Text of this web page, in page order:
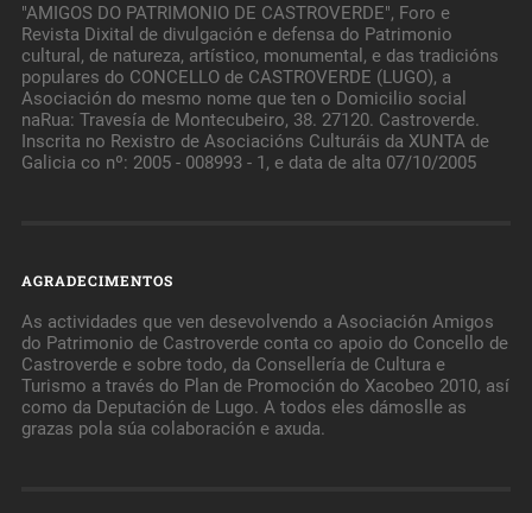
"AMIGOS DO PATRIMONIO DE CASTROVERDE", Foro e
Revista Dixital de divulgación e defensa do Patrimonio
cultural, de natureza, artístico, monumental, e das tradicións
populares do CONCELLO de CASTROVERDE (LUGO), a
Asociación do mesmo nome que ten o Domicilio social
naRua: Travesía de Montecubeiro, 38. 27120. Castroverde.
Inscrita no Rexistro de Asociacións Culturáis da XUNTA de
Galicia co nº: 2005 - 008993 - 1, e data de alta 07/10/2005
AGRADECIMENTOS
As actividades que ven desevolvendo a Asociación Amigos
do Patrimonio de Castroverde conta co apoio do Concello de
Castroverde e sobre todo, da Consellería de Cultura e
Turismo a través do Plan de Promoción do Xacobeo 2010, así
como da Deputación de Lugo. A todos eles dámoslle as
grazas pola súa colaboración e axuda.